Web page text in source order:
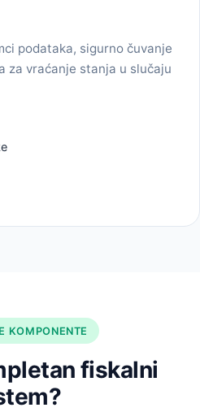
podataka, sigurno čuvanje
za vraćanje stanja u slučaju
KOMPONENTE
fiskalni